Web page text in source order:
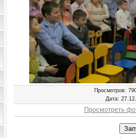
Просмотров:
Дата:
Просмотреть